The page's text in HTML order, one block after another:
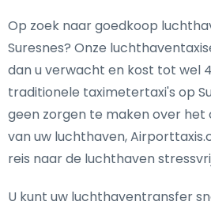
Op zoek naar goedkoop
Suresnes? Onze
dan u verwacht en kost tot wel
traditionele taximetertaxi's op
geen zorgen te maken over het
van uw luchthaven,
reis naar de luchthaven
U kunt uw luchthaventransfer